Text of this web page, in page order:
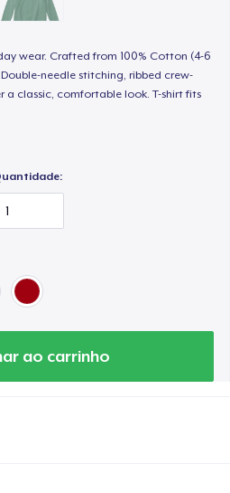
wear. Crafted from 100% Cotton (4-6
needle stitching, ribbed crew-
a classic, comfortable look. T-shirt fits
ao carrinho